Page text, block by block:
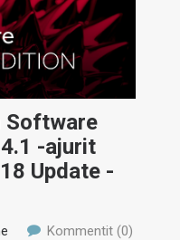
Software
-ajurit
Update -
Kommentit (0)